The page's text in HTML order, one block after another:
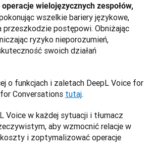
wielojęzycznych zespołów,
wszelkie bariery językowe,
przeszkodzie postępowi. Obniżając
ryzyko nieporozumień,
swoich działań
o funkcjach i zaletach DeepL Voice for
Conversations tutaj.
Voice w każdej sytuacji i tłumacz
aby wzmocnić relacje w
i zoptymalizować operacje